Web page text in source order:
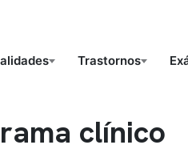
Trastornos
clínico